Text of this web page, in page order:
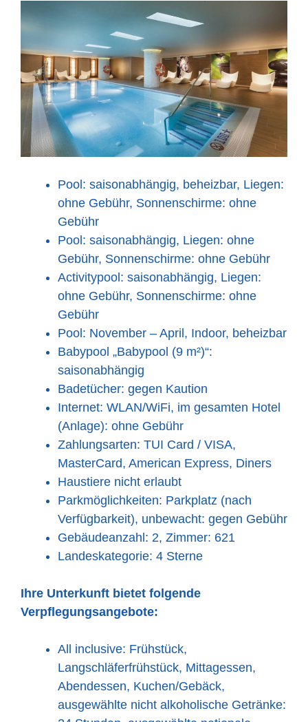
Pool: saisonabhängig, beheizbar, Liegen:
ohne Gebühr, Sonnenschirme: ohne
Gebühr
Pool: saisonabhängig, Liegen: ohne
Gebühr, Sonnenschirme: ohne Gebühr
Activitypool: saisonabhängig, Liegen:
ohne Gebühr, Sonnenschirme: ohne
Gebühr
Pool: November – April, Indoor, beheizbar
Babypool „Babypool (9 m²)“:
saisonabhängig
Badetücher: gegen Kaution
Internet: WLAN/WiFi, im gesamten Hotel
(Anlage): ohne Gebühr
Zahlungsarten: TUI Card / VISA,
MasterCard, American Express, Diners
Haustiere nicht erlaubt
Parkmöglichkeiten: Parkplatz (nach
Verfügbarkeit), unbewacht: gegen Gebühr
Gebäudeanzahl: 2, Zimmer: 621
Landeskategorie: 4 Sterne
Ihre Unterkunft bietet folgende
Verpflegungsangebote:
All inclusive: Frühstück,
Langschläferfrühstück, Mittagessen,
Abendessen, Kuchen/Gebäck,
ausgewählte nicht alkoholische Getränke: